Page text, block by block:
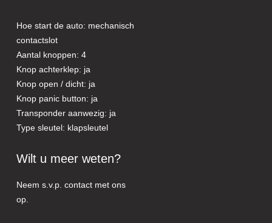
Hoe start de auto: mechanisch
contactslot
Aantal knoppen: 4
Knop achterklep: ja
Knop open / dicht: ja
Knop panic button: ja
Transponder aanwezig: ja
Type sleutel: klapsleutel
Wilt u meer weten?
Neem s.v.p. contact met ons
op.